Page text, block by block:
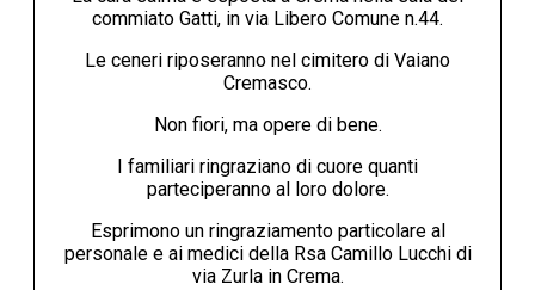
commiato Gatti, in via Libero Comune n.44.
Le ceneri riposeranno nel cimitero di Vaiano
Cremasco.
Non fiori, ma opere di bene.
I familiari ringraziano di cuore quanti
parteciperanno al loro dolore.
Esprimono un ringraziamento particolare al
personale e ai medici della Rsa Camillo Lucchi di
via Zurla in Crema.